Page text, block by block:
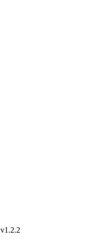
v1.2.2